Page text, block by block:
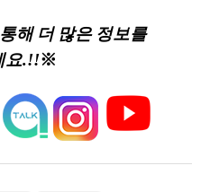
해 더 많은 정보를
요.!!※